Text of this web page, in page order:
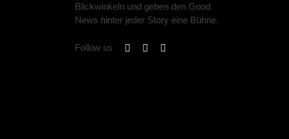
Blickwinkeln und geben den Good
News hinter jeder Story eine Bühne.
Follow us